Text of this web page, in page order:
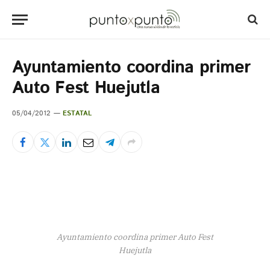
Ayuntamiento coordina primer
Auto Fest Huejutla
05/04/2012 ESTATAL
Ayuntamiento coordina primer Auto Fest
Huejutla